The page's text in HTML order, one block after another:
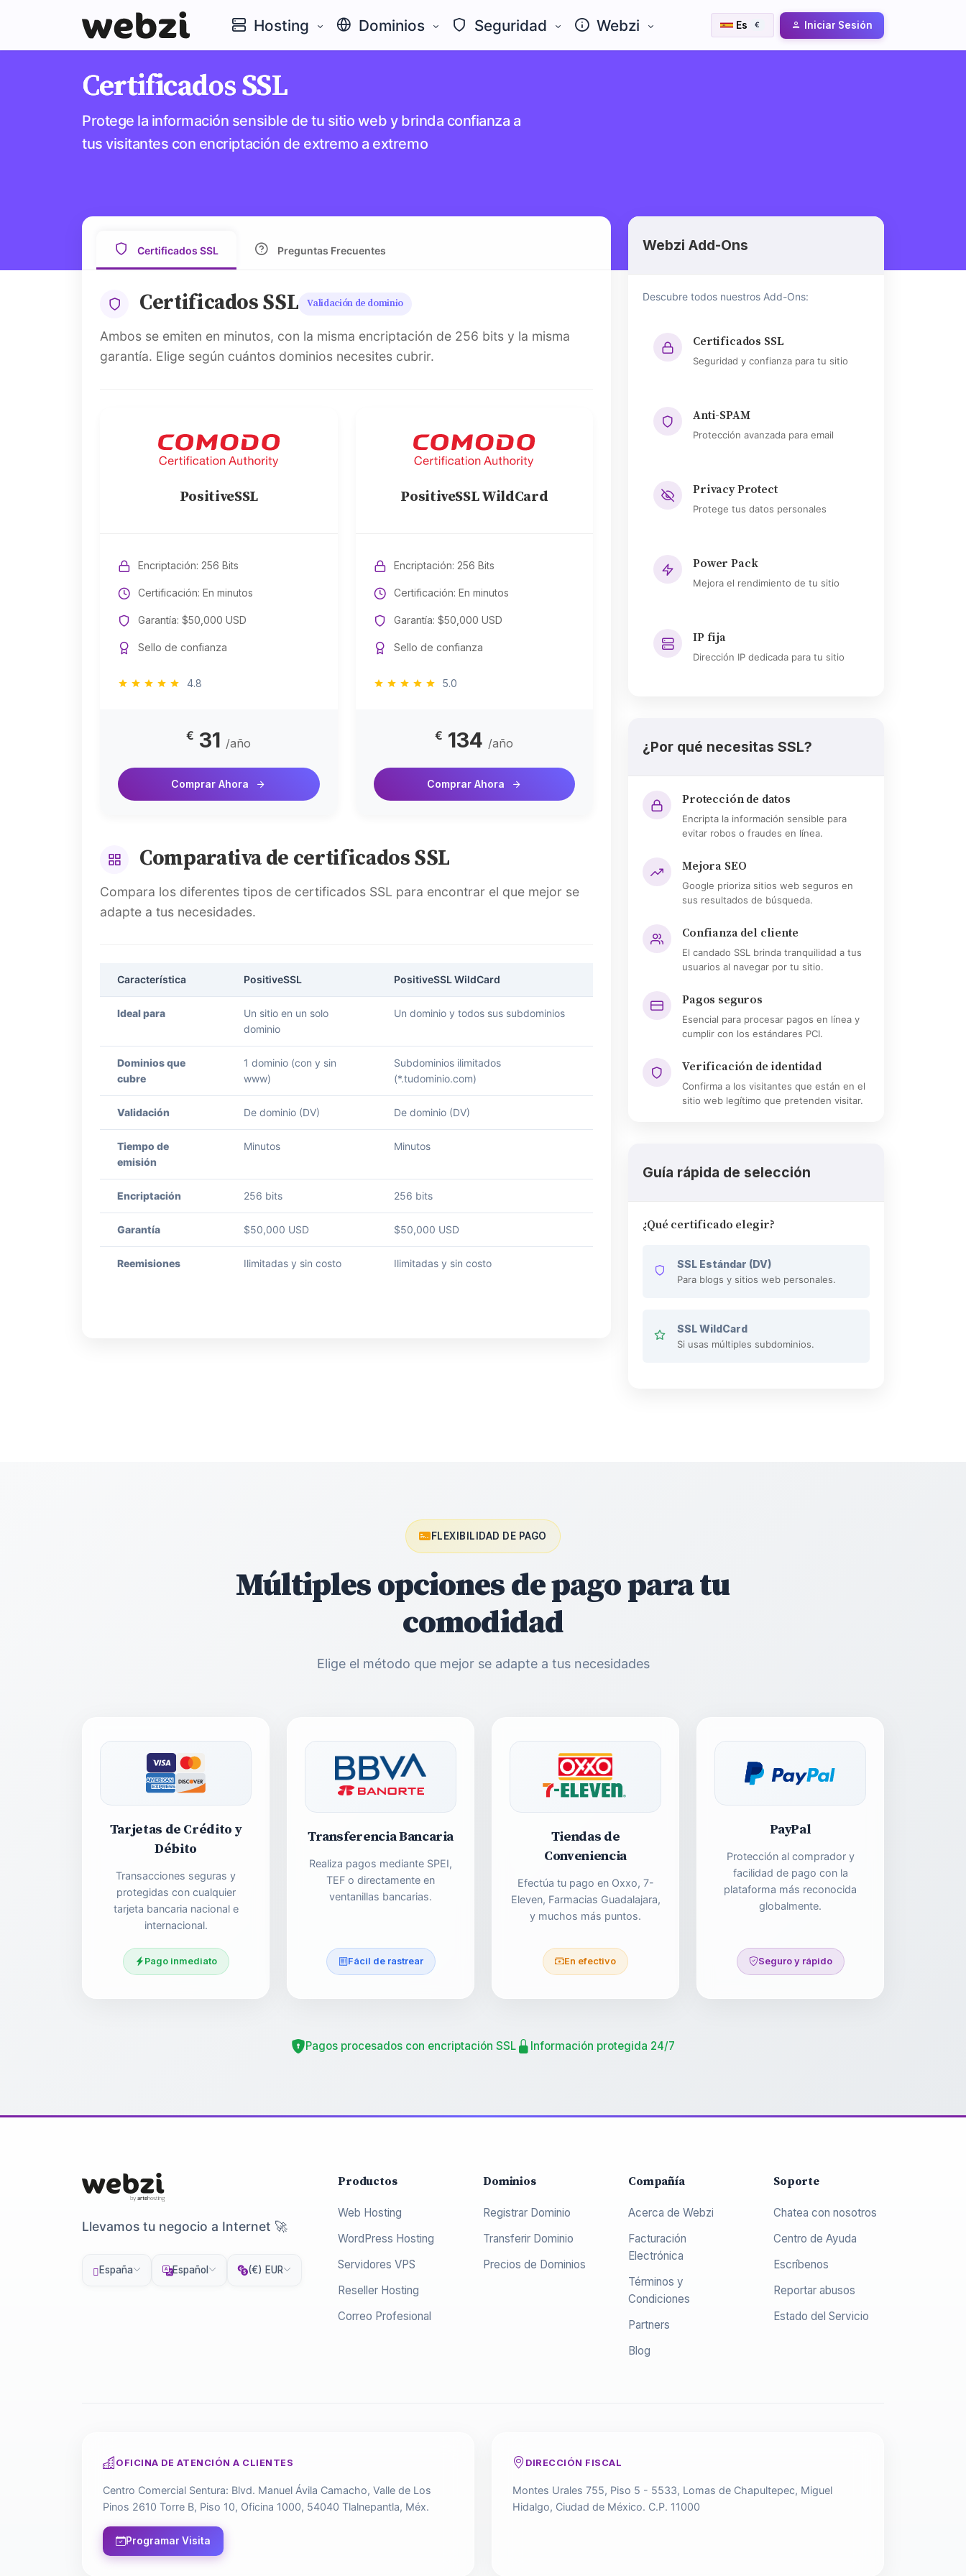
Hosting Dominios Seguridad Webzi Es € Iniciar Sesión
Certificados SSL
Protege la información sensible de tu sitio web y brinda confianza a
tus visitantes con encriptación de extremo a extremo
Certificados SSL Preguntas Frecuentes
Certificados SSL Validación de dominio
Ambos se emiten en minutos, con la misma encriptación de 256 bits y la misma
garantía. Elige según cuántos dominios necesites cubrir.
PositiveSSL
Encriptación: 256 Bits
Certificación: En minutos
Garantía: $50,000 USD
Sello de confianza
4.8
€ 31 /año
Comprar Ahora
PositiveSSL WildCard
Encriptación: 256 Bits
Certificación: En minutos
Garantía: $50,000 USD
Sello de confianza
5.0
€ 134 /año
Comprar Ahora
Comparativa de certificados SSL
Compara los diferentes tipos de certificados SSL para encontrar el que mejor se
adapte a tus necesidades.
Característica PositiveSSL PositiveSSL WildCard
Ideal para
Un sitio en un solo
dominio
Un dominio y todos sus subdominios
Dominios que
cubre
1 dominio (con y sin
www)
Subdominios ilimitados
(*.tudominio.com)
Validación De dominio (DV) De dominio (DV)
Tiempo de
emisión
Minutos Minutos
Encriptación 256 bits 256 bits
Garantía $50,000 USD $50,000 USD
Reemisiones Ilimitadas y sin costo Ilimitadas y sin costo
Webzi Add-Ons
Descubre todos nuestros Add-Ons:
Certificados SSL
Seguridad y confianza para tu sitio
Anti-SPAM
Protección avanzada para email
Privacy Protect
Protege tus datos personales
Power Pack
Mejora el rendimiento de tu sitio
IP fija
Dirección IP dedicada para tu sitio
¿Por qué necesitas SSL?
Protección de datos
Encripta la información sensible para
evitar robos o fraudes en línea.
Mejora SEO
Google prioriza sitios web seguros en
sus resultados de búsqueda.
Confianza del cliente
El candado SSL brinda tranquilidad a tus
usuarios al navegar por tu sitio.
Pagos seguros
Esencial para procesar pagos en línea y
cumplir con los estándares PCI.
Verificación de identidad
Confirma a los visitantes que están en el
sitio web legítimo que pretenden visitar.
Guía rápida de selección
¿Qué certificado elegir?
SSL Estándar (DV)
Para blogs y sitios web personales.
SSL WildCard
Si usas múltiples subdominios.
FLEXIBILIDAD DE PAGO
Múltiples opciones de pago para tu
comodidad
Elige el método que mejor se adapte a tus necesidades
Tarjetas de Crédito y
Débito
Transacciones seguras y
protegidas con cualquier
tarjeta bancaria nacional e
internacional.
Pago inmediato
Transferencia Bancaria
Realiza pagos mediante SPEI,
TEF o directamente en
ventanillas bancarias.
Fácil de rastrear
Tiendas de
Conveniencia
Efectúa tu pago en Oxxo, 7-
Eleven, Farmacias Guadalajara,
y muchos más puntos.
En efectivo
PayPal
Protección al comprador y
facilidad de pago con la
plataforma más reconocida
globalmente.
Seguro y rápido
Pagos procesados con encriptación SSL Información protegida 24/7
Llevamos tu negocio a Internet 🚀
España Español (€) EUR
Productos
Web Hosting
WordPress Hosting
Servidores VPS
Reseller Hosting
Correo Profesional
Dominios
Registrar Dominio
Transferir Dominio
Precios de Dominios
Compañía
Acerca de Webzi
Facturación
Electrónica
Términos y
Condiciones
Partners
Blog
Soporte
Chatea con nosotros
Centro de Ayuda
Escríbenos
Reportar abusos
Estado del Servicio
OFICINA DE ATENCIÓN A CLIENTES
Centro Comercial Sentura: Blvd. Manuel Ávila Camacho, Valle de Los
Pinos 2610 Torre B, Piso 10, Oficina 1000, 54040 Tlalnepantla, Méx.
Programar Visita
DIRECCIÓN FISCAL
Montes Urales 755, Piso 5 - 5533, Lomas de Chapultepec, Miguel
Hidalgo, Ciudad de México. C.P. 11000